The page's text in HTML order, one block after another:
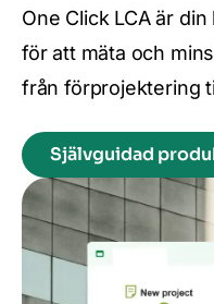
One Click LCA är
för att mäta och
från förprojektering
Självguidad